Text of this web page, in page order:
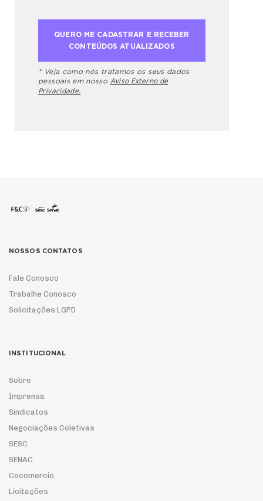
* Veja como nós tratamos os seus dados
pessoais em nosso Aviso Externo de
Privacidade.
NOSSOS CONTATOS
Fale Conosco
Trabalhe Conosco
Solicitações LGPD
INSTITUCIONAL
Sobre
Imprensa
Sindicatos
Negociações Coletivas
SESC
SENAC
Cecomercio
Licitações